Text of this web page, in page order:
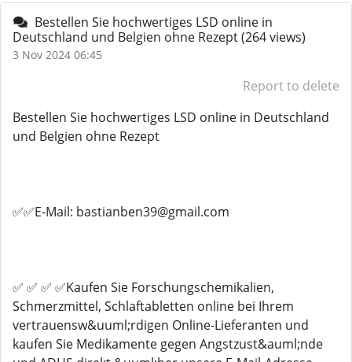
Bestellen Sie hochwertiges LSD online in
Deutschland und Belgien ohne Rezept(264 views)
3 Nov 2024 06:45
Report to delete
Bestellen Sie hochwertiges LSD online in Deutschland
und Belgien ohne Rezept
✅✅E-Mail: bastianben39@gmail.com
✅ ✅ ✅ ✅Kaufen Sie Forschungschemikalien,
Schmerzmittel, Schlaftabletten online bei Ihrem
vertrauensw&uuml;rdigen Online-Lieferanten und
kaufen Sie Medikamente gegen Angstzust&auml;nde